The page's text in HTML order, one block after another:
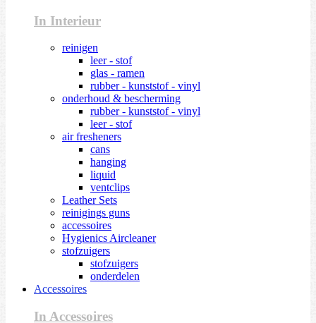
In Interieur
reinigen
leer - stof
glas - ramen
rubber - kunststof - vinyl
onderhoud & bescherming
rubber - kunststof - vinyl
leer - stof
air fresheners
cans
hanging
liquid
ventclips
Leather Sets
reinigings guns
accessoires
Hygienics Aircleaner
stofzuigers
stofzuigers
onderdelen
Accessoires
In Accessoires